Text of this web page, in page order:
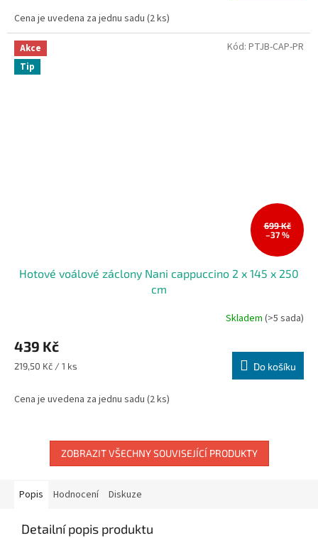
5
hvězdiček.
Cena je uvedena za jednu sadu (2 ks)
Akce
Tip
699 Kč
–37 %
Hotové voálové záclony Nani cappuccino 2 x 145 x 250
cm
Skladem (>5 sada)
439 Kč
Měrná
219,50 Kč / 1 ks Do košíku
Cena je uvedena za jednu sadu (2 ks)
Kód: PTJB-CAP-PR
ZOBRAZIT VŠECHNY SOUVISEJÍCÍ PRODUKTY
Popis Hodnocení Diskuze
Detailní popis produktu